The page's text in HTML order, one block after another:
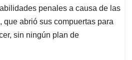
penales a causa de las
que abrió sus compuertas para
sin ningún plan de